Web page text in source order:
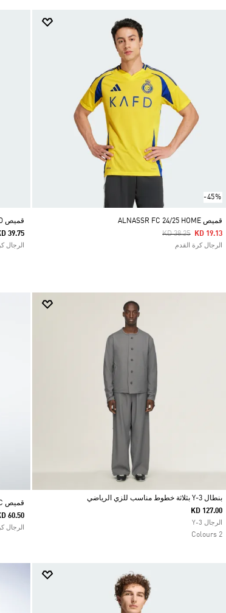
-45%
قميص ALNASSR FC 24/25 HOME
Price Reduced From
KD 38.25ToKD 19.13
الرجال كرة القدم
قميص REAL MADRID الأساسي لموسم 26/27
39.75
الرجال
Selected
بنطال Y-3 بثلاثة خطوط مناسب للزي الرياضي
KD 127.00
الرجال Y-3
2 Colours
قميص REAL MADRID 26/27 HOME AUTHENTIC
60.50
الرجال